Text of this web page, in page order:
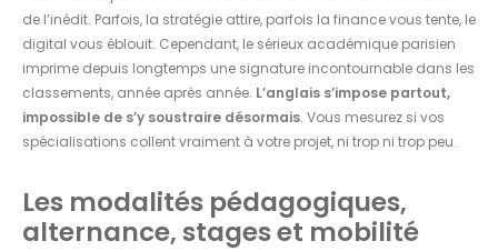
de l’inédit. Parfois, la stratégie attire, parfois la finance vous tente, le
digital vous éblouit. Cependant, le sérieux académique parisien
imprime depuis longtemps une signature incontournable dans les
classements, année après année. L’anglais s’impose partout,
impossible de s’y soustraire désormais. Vous mesurez si vos
spécialisations collent vraiment à votre projet, ni trop ni trop peu.
Les modalités pédagogiques,
alternance, stages et mobilité